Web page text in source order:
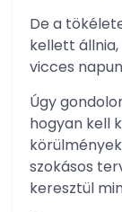
De a
kellett
vicces
Úgy
hogyan kell
szokásos
keresztül